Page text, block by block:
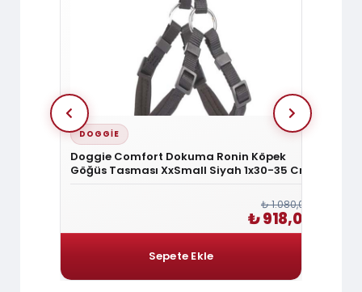
DOGGIE
Doggie Comfort Dokuma Ronin Köpek
Göğüs Tasması XxSmall Siyah 1x30-35 Cm
₺ 1.080,00
₺ 918,00